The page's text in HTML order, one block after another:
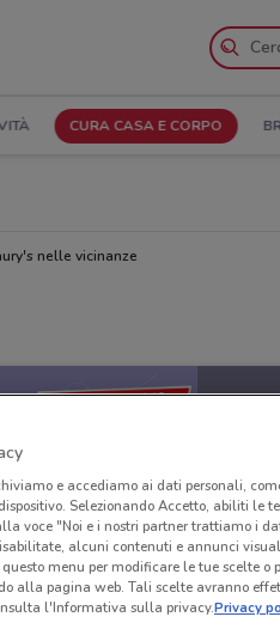
CURA CASA E CORPO
nelle vicinanze
e accediamo ai dati personali,
Selezionando Accetto, abiliti le
voce "Noi e i nostri partner trattiamo i
alcuni contenuti e annunci
menu per modificare le tue scelte o
alla pagina web. Tali scelte avranno
l'Informativa sulla privacy.Privacy